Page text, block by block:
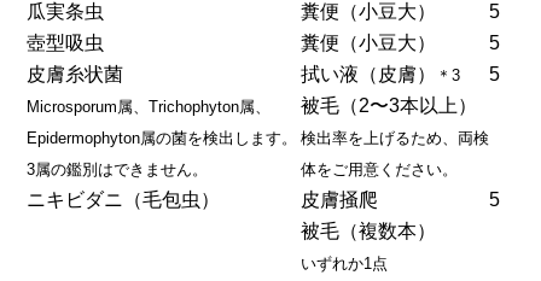
瓜実条虫
糞便（小豆大）
5
壺型吸虫
糞便（小豆大）
5
皮膚糸状菌
Microsporum属、Trichophyton属、
Epidermophyton属の菌を検出します。
3属の鑑別はできません。
拭い液（皮膚） ＊3
被毛（2〜3本以上）
検出率を上げるため、両検
体をご用意ください。
5
ニキビダニ（毛包虫）
皮膚掻爬
被毛（複数本）
いずれか1点
5